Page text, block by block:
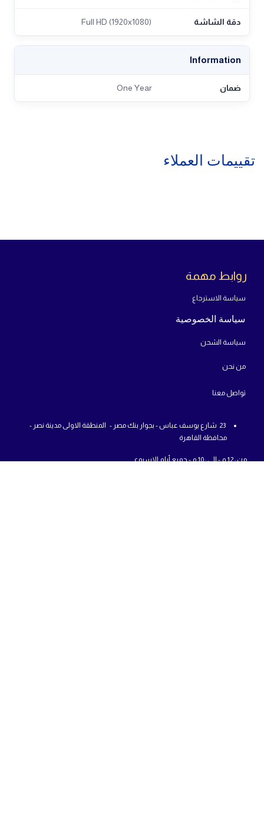
دقة الشاشة Full HD (1920x1080)
Information
ضمان One Year
تقييمات العملاء
روابط مهمة
سياسة الاسترجاع
سياسة الخصوصية
سياسة الشحن
من نحن
تواص ل معنا
23 شارع يوسف عباس - بجوار بنك مصر - المنطقة الاولى مدينة نصر -
محافظة القاهرة
من : 12 م - الي : 10 م - جميع أيام الاسبوع